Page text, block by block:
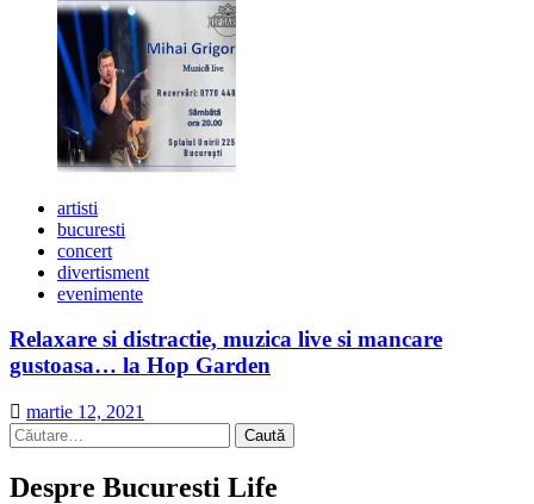
artisti
bucuresti
concert
divertisment
evenimente
Relaxare si distractie, muzica live si mancare
gustoasa… la Hop Garden
martie 12, 2021
Caută
după:
Despre Bucuresti Life